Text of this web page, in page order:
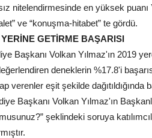
nitelendirmesinde en yüksek puanı
ve “konuşma-hitabet” te gördü.
GETİRME BAŞARISI
Başkanı Volkan Yılmaz'ın 2019
deneklerin %17.8'i
verenler eşit şekilde dağıtıldığında
Başkanı Volkan Yılmaz'ın
şeklindeki soruya